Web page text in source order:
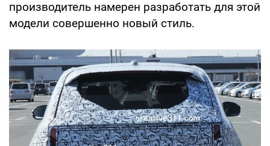
производитель намерен разработать для этой
модели совершенно новый стиль.